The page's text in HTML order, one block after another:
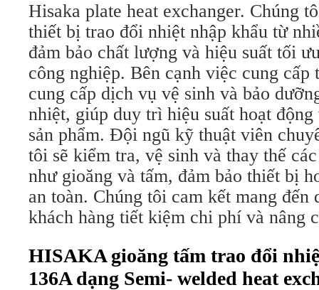
Hisaka plate heat exchanger. Chúng
thiết bị trao đổi nhiệt nhập khẩu từ
đảm bảo chất lượng và hiệu suất tối
công nghiệp. Bên cạnh việc cung
cung cấp dịch vụ vệ sinh và bảo
nhiệt, giúp duy trì hiệu suất hoạt
sản phẩm. Đội ngũ kỹ thuật viên
tôi sẽ kiểm tra, vệ sinh và thay thế
như gioăng và tấm, đảm bảo thiết bị
an toàn. Chúng tôi cam kết mang
khách hàng tiết kiệm chi phí và nâng
HISAKA gioăng tấm trao đổi
136A dạng Semi- welded heat